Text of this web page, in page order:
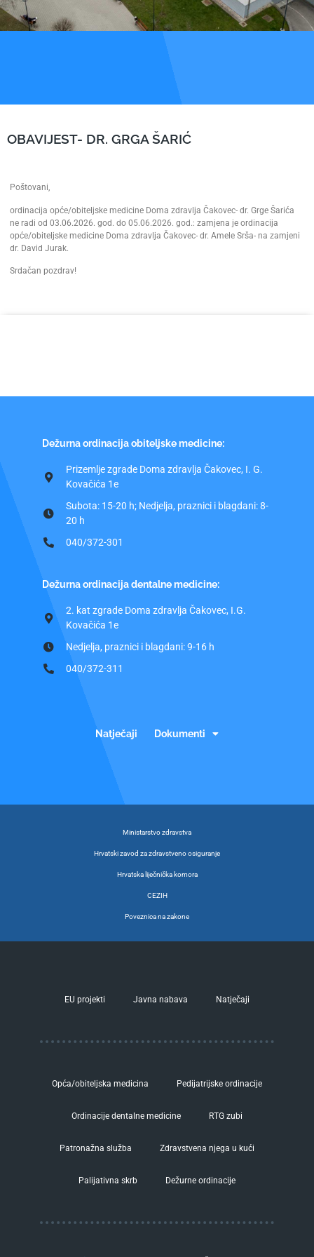
OBAVIJEST- DR. GRGA ŠARIĆ
Poštovani,
ordinacija opće/obiteljske medicine Doma zdravlja Čakovec- dr. Grge Šarića
ne radi od 03.06.2026. god. do 05.06.2026. god.: zamjena je ordinacija
opće/obiteljske medicine Doma zdravlja Čakovec- dr. Amele Srša- na zamjeni
dr. David Jurak.
Srdačan pozdrav!
Dežurna ordinacija obiteljske medicine:
Prizemlje zgrade Doma zdravlja Čakovec, I. G.
Kovačića 1e
Subota: 15-20 h; Nedjelja, praznici i blagdani: 8-
20 h
040/372-301
Dežurna ordinacija dentalne medicine:
2. kat zgrade Doma zdravlja Čakovec, I.G.
Kovačića 1e
Nedjelja, praznici i blagdani: 9-16 h
040/372-311
Natječaji Dokumenti
Ministarstvo zdravstva
Hrvatski zavod za zdravstveno osiguranje
Hrvatska liječnička komora
CEZIH
Poveznica na zakone
EU projekti Javna nabava Natječaji
Opća/obiteljska medicina Pedijatrijske ordinacije
Ordinacije dentalne medicine RTG zubi
Patronažna služba Zdravstvena njega u kući
Palijativna skrb Dežurne ordinacije